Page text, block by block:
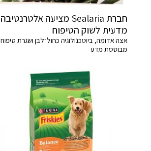
חברת Sealaria מציעה אלטרנטיבה
מדעית לשוק הטיפוח
אצה אדומה, ביוטכנולוגיה כחול־לבן ושגרת טיפוח
מבוססת מדע